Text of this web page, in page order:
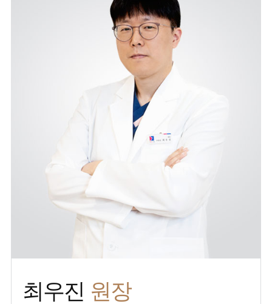
최우진 원장